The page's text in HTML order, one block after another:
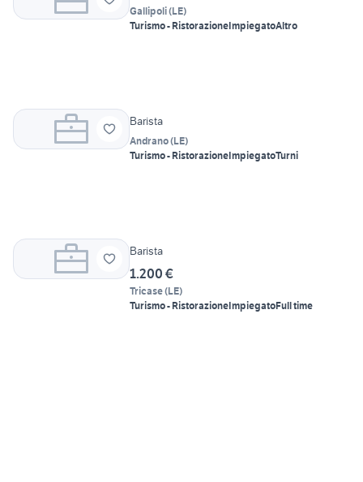
Gallipoli(LE)
Turismo - RistorazioneImpiegatoAltro
Barista
Andrano(LE)
Turismo - RistorazioneImpiegatoTurni
Barista
1.200 €
Tricase(LE)
Turismo - RistorazioneImpiegatoFull time